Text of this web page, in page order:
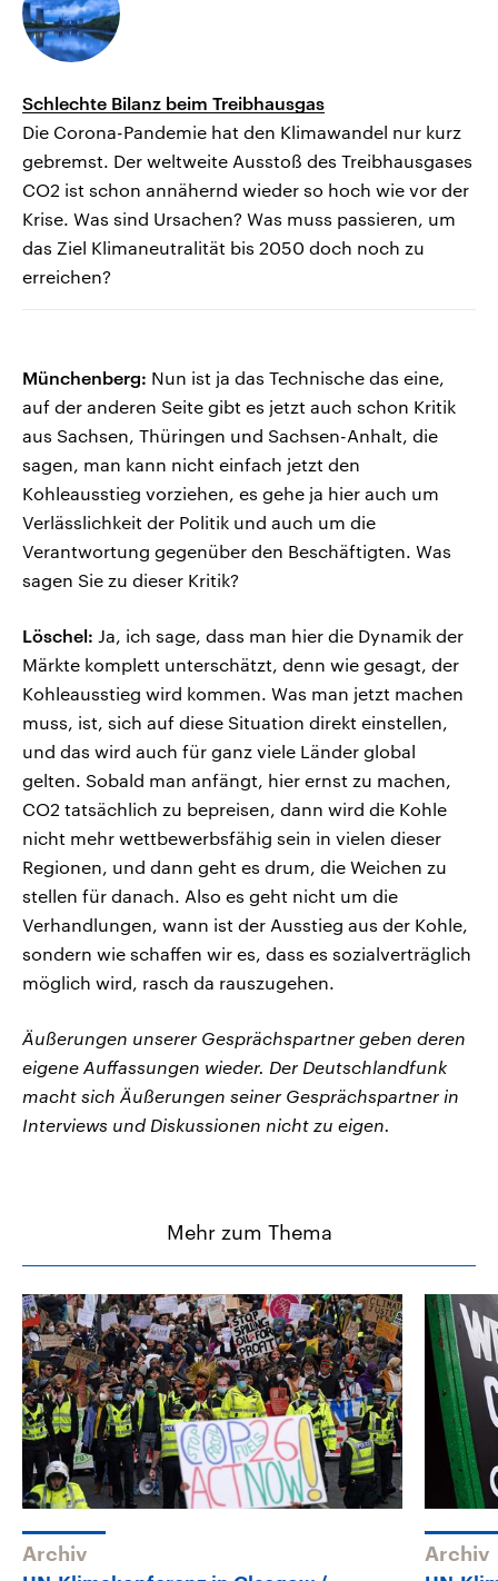
Schlechte Bilanz beim Treibhausgas
Die Corona-Pandemie hat den Klimawandel nur kurz
gebremst. Der weltweite Ausstoß des Treibhausgases
CO2 ist schon annähernd wieder so hoch wie vor der
Krise. Was sind Ursachen? Was muss passieren, um
das Ziel Klimaneutralität bis 2050 doch noch zu
erreichen?
Münchenberg: Nun ist ja das Technische das eine,
auf der anderen Seite gibt es jetzt auch schon Kritik
aus Sachsen, Thüringen und Sachsen-Anhalt, die
sagen, man kann nicht einfach jetzt den
Kohleausstieg vorziehen, es gehe ja hier auch um
Verlässlichkeit der Politik und auch um die
Verantwortung gegenüber den Beschäftigten. Was
sagen Sie zu dieser Kritik?
Löschel: Ja, ich sage, dass man hier die Dynamik der
Märkte komplett unterschätzt, denn wie gesagt, der
Kohleausstieg wird kommen. Was man jetzt machen
muss, ist, sich auf diese Situation direkt einstellen,
und das wird auch für ganz viele Länder global
gelten. Sobald man anfängt, hier ernst zu machen,
CO2 tatsächlich zu bepreisen, dann wird die Kohle
nicht mehr wettbewerbsfähig sein in vielen dieser
Regionen, und dann geht es drum, die Weichen zu
stellen für danach. Also es geht nicht um die
Verhandlungen, wann ist der Ausstieg aus der Kohle,
sondern wie schaffen wir es, dass es sozialverträglich
möglich wird, rasch da rauszugehen.
Äußerungen unserer Gesprächspartner geben deren
eigene Auffassungen wieder. Der Deutschlandfunk
macht sich Äußerungen seiner Gesprächspartner in
Interviews und Diskussionen nicht zu eigen.
Mehr zum Thema
Archiv Archiv